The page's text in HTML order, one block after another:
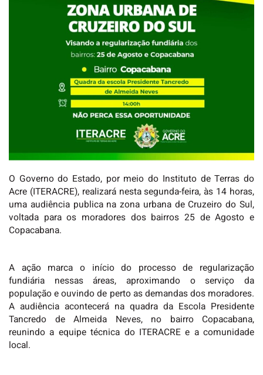
O Governo do Estado, por meio do Instituto de Terras do
Acre (ITERACRE), realizará nesta segunda-feira, às 14 horas,
uma audiência publica na zona urbana de Cruzeiro do Sul,
voltada para os moradores dos bairros 25 de Agosto e
Copacabana.
A ação marca o início do processo de regularização
fundiária nessas áreas, aproximando o serviço da
população e ouvindo de perto as demandas dos moradores.
A audiência acontecerá na quadra da Escola Presidente
Tancredo de Almeida Neves, no bairro Copacabana,
reunindo a equipe técnica do ITERACRE e a comunidade
local.